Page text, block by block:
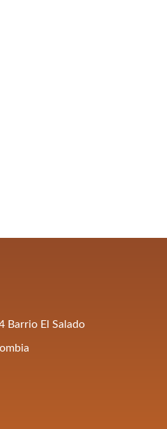
Barrio El Salado